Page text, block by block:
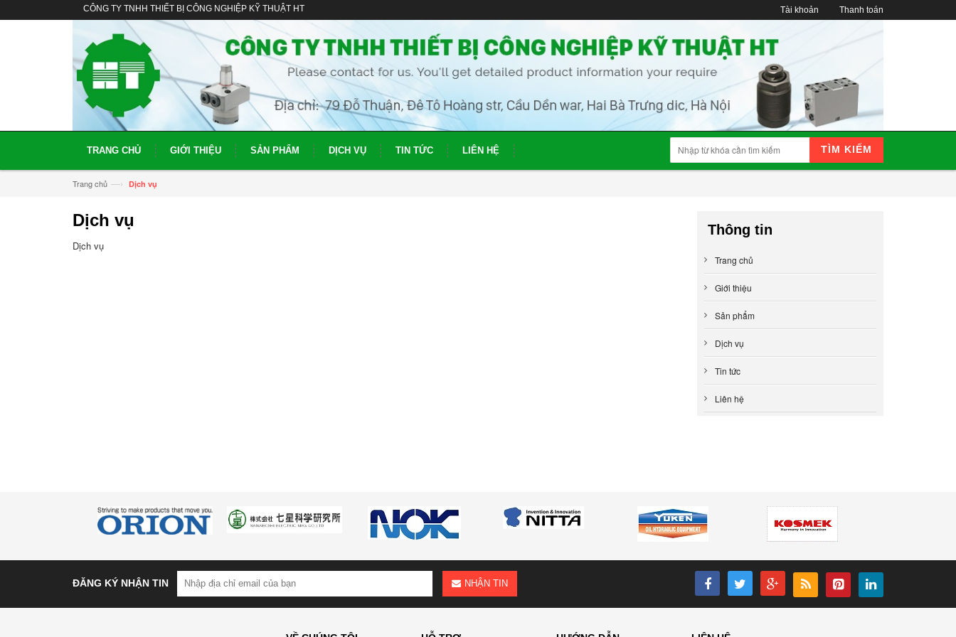
CÔNG TY TNHH THIẾT BỊ CÔNG NGHIỆP KỸ THUẬT HT Tài khoản Thanh toán
TRANG CHỦ GIỚI THIỆU SẢN PHẨM DỊCH VỤ TIN TỨC LIÊN HỆ TÌM KIẾM
Trang chủ —› Dịch vụ
Dịch vụ
Dịch vụ
Thông tin
Trang chủ
Giới thiệu
Sản phẩm
Dịch vụ
Tin tức
Liên hệ
ĐĂNG KÝ NHẬN TIN NHẬN TIN